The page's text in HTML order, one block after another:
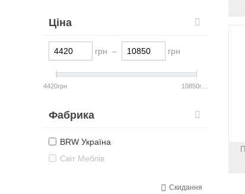
Ціна
грн – грн
4420грн 10850грн
Фабрика
BRW Україна
Світ Меблів
Скидання